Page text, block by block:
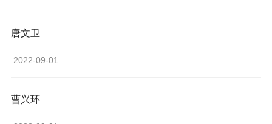
唐文卫
2022-09-01
曹兴环